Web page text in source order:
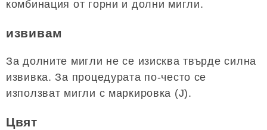
комбинация от горни и долни мигли.
извивам
За долните мигли не се изисква твърде силна
извивка. За процедурата по-често се
използват мигли с маркировка (J).
Цвят